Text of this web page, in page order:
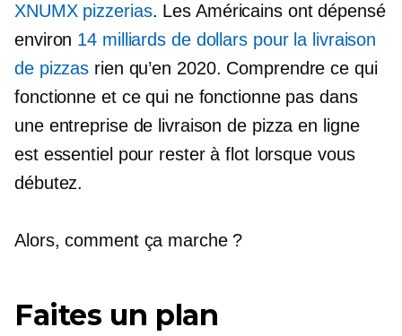
XNUMX pizzerias. Les Américains ont dépensé
environ 14 milliards de dollars pour la livraison
de pizzas rien qu’en 2020. Comprendre ce qui
fonctionne et ce qui ne fonctionne pas dans
une entreprise de livraison de pizza en ligne
est essentiel pour rester à flot lorsque vous
débutez.
Alors, comment ça marche ?
Faites un plan